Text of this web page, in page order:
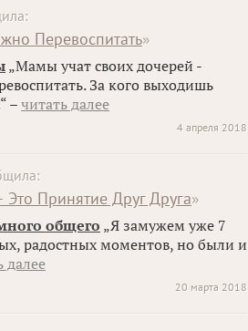
Перевоспитать»
„Мамы учат своих дочерей -
За кого выходишь
– читать далее
4 апреля 2018
Принятие Друг Друга»
общего „Я замужем уже 7
радостных моментов, но были и
далее
20 марта 2018